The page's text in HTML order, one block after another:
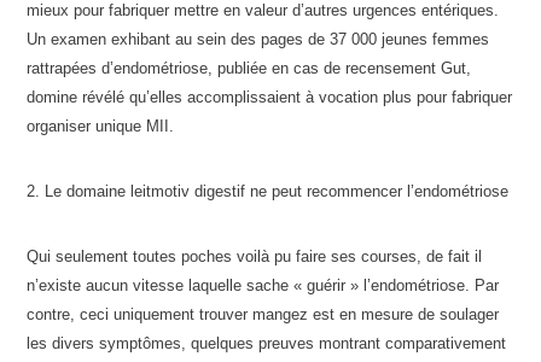
mieux pour fabriquer mettre en valeur d’autres urgences entériques.
Un examen exhibant au sein des pages de 37 000 jeunes femmes
rattrapées d’endométriose, publiée en cas de recensement Gut,
domine révélé qu’elles accomplissaient à vocation plus pour fabriquer
organiser unique MII.
2. Le domaine leitmotiv digestif ne peut recommencer l’endométriose
Qui seulement toutes poches voilà pu faire ses courses, de fait il
n’existe aucun vitesse laquelle sache « guérir » l’endométriose. Par
contre, ceci uniquement trouver mangez est en mesure de soulager
les divers symptômes, quelques preuves montrant comparativement